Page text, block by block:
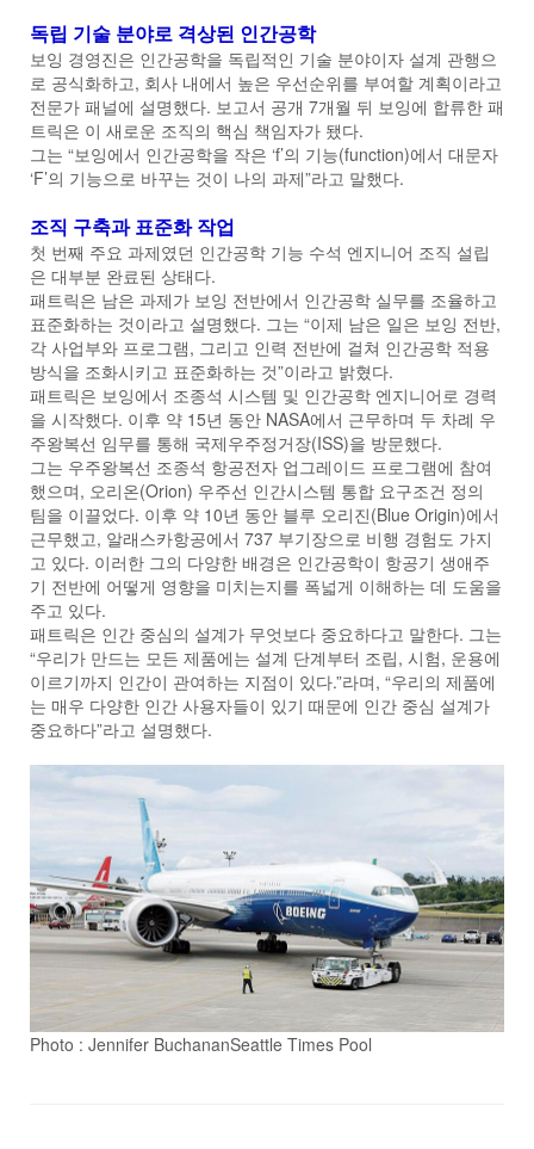
독립 기술 분야로 격상된 인간공학
보잉 경영진은 인간공학을 독립적인 기술 분야이자 설계 관행으
로 공식화하고, 회사 내에서 높은 우선순위를 부여할 계획이라고
전문가 패널에 설명했다. 보고서 공개 7개월 뒤 보잉에 합류한 패
트릭은 이 새로운 조직의 핵심 책임자가 됐다.
그는 “보잉에서 인간공학을 작은 ‘f’의 기능(function)에서 대문자
‘F’의 기능으로 바꾸는 것이 나의 과제”라고 말했다.
조직 구축과 표준화 작업
첫 번째 주요 과제였던 인간공학 기능 수석 엔지니어 조직 설립
은 대부분 완료된 상태다.
패트릭은 남은 과제가 보잉 전반에서 인간공학 실무를 조율하고
표준화하는 것이라고 설명했다. 그는 “이제 남은 일은 보잉 전반,
각 사업부와 프로그램, 그리고 인력 전반에 걸쳐 인간공학 적용
방식을 조화시키고 표준화하는 것”이라고 밝혔다.
패트릭은 보잉에서 조종석 시스템 및 인간공학 엔지니어로 경력
을 시작했다. 이후 약 15년 동안 NASA에서 근무하며 두 차례 우
주왕복선 임무를 통해 국제우주정거장(ISS)을 방문했다.
그는 우주왕복선 조종석 항공전자 업그레이드 프로그램에 참여
했으며, 오리온(Orion) 우주선 인간시스템 통합 요구조건 정의
팀을 이끌었다. 이후 약 10년 동안 블루 오리진(Blue Origin)에서
근무했고, 알래스카항공에서 737 부기장으로 비행 경험도 가지
고 있다. 이러한 그의 다양한 배경은 인간공학이 항공기 생애주
기 전반에 어떻게 영향을 미치는지를 폭넓게 이해하는 데 도움을
주고 있다.
패트릭은 인간 중심의 설계가 무엇보다 중요하다고 말한다. 그는
“우리가 만드는 모든 제품에는 설계 단계부터 조립, 시험, 운용에
이르기까지 인간이 관여하는 지점이 있다.”라며, “우리의 제품에
는 매우 다양한 인간 사용자들이 있기 때문에 인간 중심 설계가
중요하다”라고 설명했다.
Photo : Jennifer BuchananSeattle Times Pool